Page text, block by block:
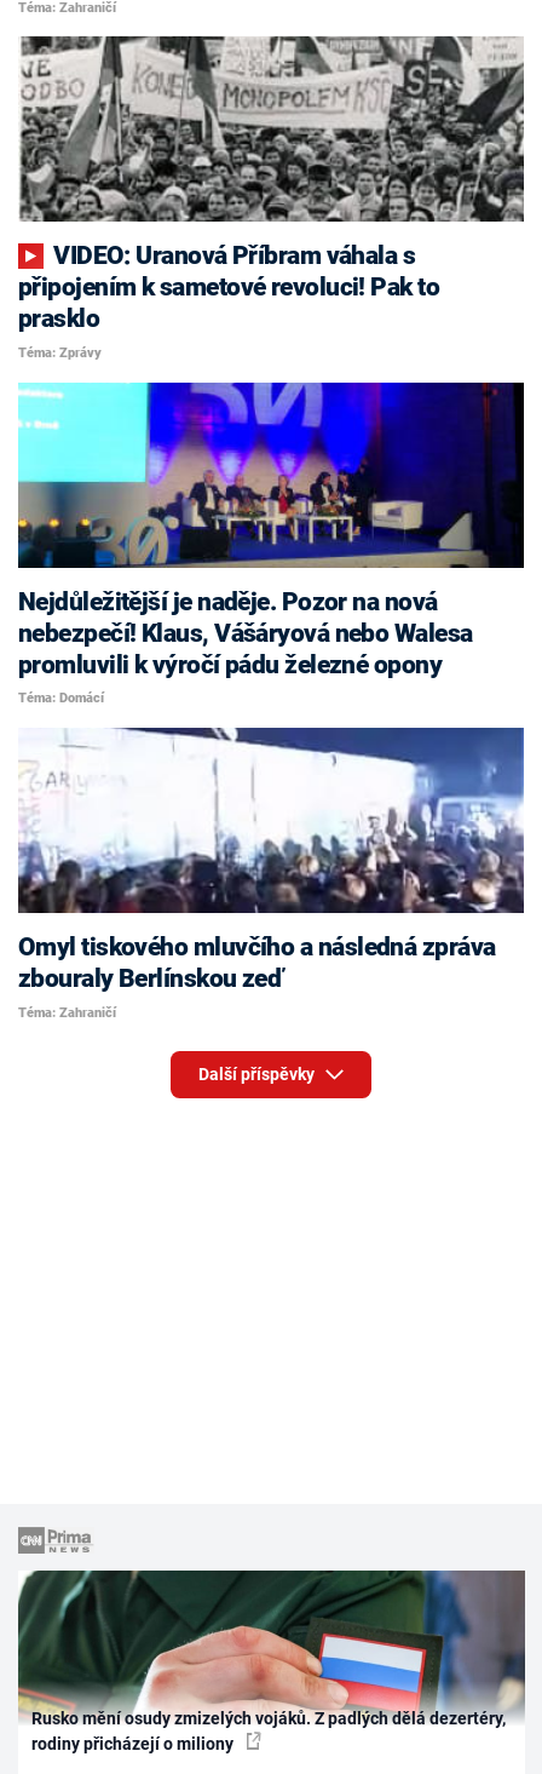
Téma: Zahraničí
VIDEO: Uranová Příbram váhala s
připojením k sametové revoluci! Pak to
prasklo
Téma: Zprávy
Nejdůležitější je naděje. Pozor na nová
nebezpečí! Klaus, Vášáryová nebo Walesa
promluvili k výročí pádu železné opony
Téma: Domácí
Omyl tiskového mluvčího a následná zpráva
zbouraly Berlínskou zeď
Téma: Zahraničí
Další příspěvky
Rusko mění osudy zmizelých vojáků. Z padlých dělá dezertéry,
rodiny přicházejí o miliony